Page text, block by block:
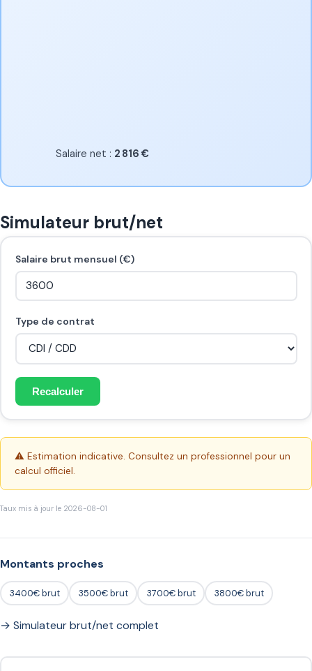
Salaire net : 2 816 €
Simulateur brut/net
Salaire brut mensuel (€)
Type de contrat
Recalculer
⚠️ Estimation indicative. Consultez un professionnel pour un
calcul officiel.
Taux mis à jour le 2026-08-01
Montants proches
3400€ brut 3500€ brut 3700€ brut 3800€ brut
→ Simulateur brut/net complet